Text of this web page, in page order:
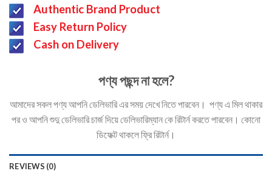
Authentic Brand Product
Easy Return Policy
Cash on Delivery
পণ্য পছন্দ না হলে?
আমাদের সকল পণ্য আপনি ডেলিভারি এর সময় দেখে নিতে পারবেন। পণ্য এ মিল থাকার
পর ও আপনি শুদু ডেলিভারি চার্জ দিয়ে ডেলিভারিম্যান কে রিটার্ন করতে পারবেন। কোনো
ডিফেক্ট থাকলে ফ্রি রিটার্ন।
REVIEWS (0)